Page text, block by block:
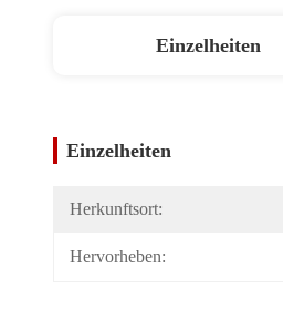
Einzelheiten
Einzelheiten
Herkunftsort:
Hervorheben: